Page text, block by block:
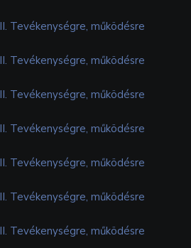
Tevékenységre, működésre
Tevékenységre, működésre
Tevékenységre, működésre
Tevékenységre, működésre
Tevékenységre, működésre
Tevékenységre, működésre
Tevékenységre, működésre